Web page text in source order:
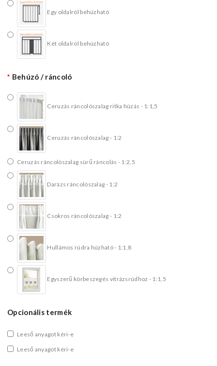
Egy oldalról behúzható
Két oldalról behúzható
Behúzó / ráncoló
Ceruzás ráncolószalag ritka húzás - 1:1,5
Ceruzás ráncolószalag - 1:2
Ceruzás ráncolószalag sürű ráncolás - 1:2,5
Darázs ráncolószalag - 1:2
Csokros ráncolószalag - 1:2
Hullámos rúdra húzható - 1:1,8
Egyszerű körbeszegés vitrázsrúdhoz - 1:1,5
Opcionális termék
Leeső anyagot kéri-e
Leeső anyagot kéri-e